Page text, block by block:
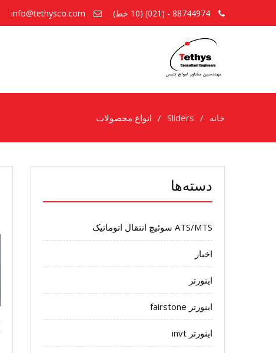
خانه Sliders انواع محصولات
دسته‌ها
ATS/MTS سوئیچ انتقال اتوماتیک
اخبار
اینورتر
اینورتر fairstone
اینورتر invt